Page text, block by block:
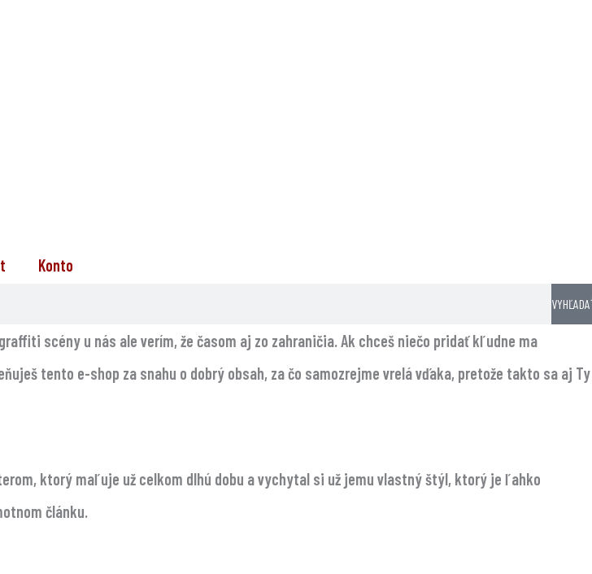
Konto
scény u nás ale verím, že časom aj zo zahraničia. Ak chceš niečo pridať kľudne ma
tento e-shop za snahu o dobrý obsah, za čo samozrejme vrelá vďaka, pretože takto sa aj Ty
ktorý maľuje už celkom dlhú dobu a vychytal si už jemu vlastný štýl, ktorý je ľahko
článku.